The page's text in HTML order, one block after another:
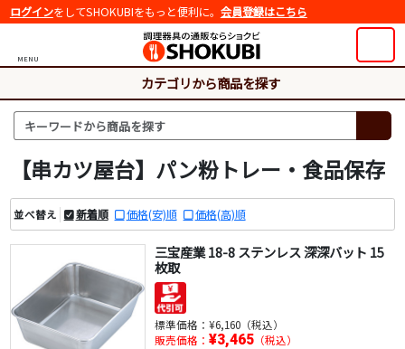
ログインをしてSHOKUBIをもっと便利に。 会員登録はこちら
MENU
カテゴリから商品を探す
【串カツ屋台】パン粉トレー・食品保存
並べ替え 新着順 価格(安)順 価格(高)順
三宝産業 18-8 ステンレス 深深バット 15
枚取
標準価格： ¥6,160（税込）
販売価格： ¥3,465（税込）